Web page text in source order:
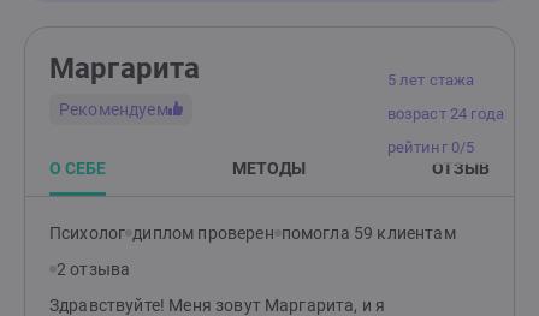
5 лет стажа
возраст 24 года
рейтинг 0/5
Маргарита
Рекомендуем
О СЕБЕ МЕТОДЫ ОТЗЫВ
Психолог диплом проверен помогла 59 клиентам
2 отзыва
Здравствуйте! Меня зовут Маргарита, и я